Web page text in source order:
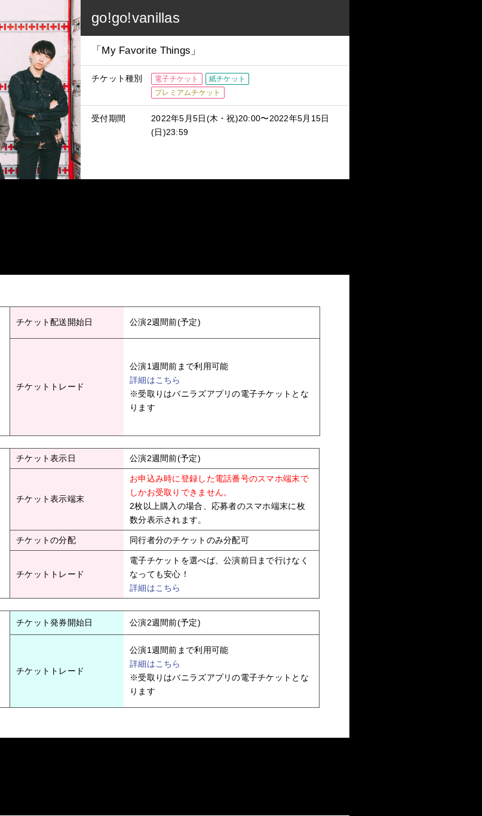
go!go!vanillas
「My Favorite Things」
チケット種別 電子チケット
紙チケット
プレミアムチケット
受付期間
2022年5月5日(木・祝)20:00〜2022年5月15日
(日)23:59
チケット配送開始日 公演2週間前(予定)
チケットトレード
公演1週間前まで利用可能
詳細はこちら
※受取りはバニラズアプリの電子チケットとな
ります
チケット表示日 公演2週間前(予定)
チケット表示端末
お申込み時に登録した電話番号のスマホ端末で
しかお受取りできません。
2枚以上購入の場合、応募者のスマホ端末に枚
数分表示されます。
チケットの分配 同行者分のチケットのみ分配可
チケットトレード
電子チケットを選べば、公演前日まで行けなく
なっても安心！
詳細はこちら
チケット発券開始日 公演2週間前(予定)
チケットトレード
公演1週間前まで利用可能
詳細はこちら
※受取りはバニラズアプリの電子チケットとな
ります